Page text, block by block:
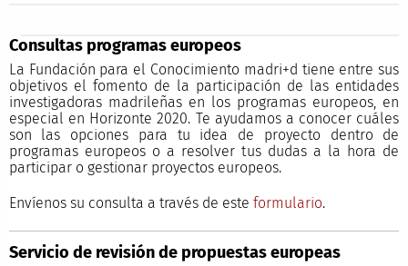
Consultas programas europeos
La Fundación para el Conocimiento madri+d tiene entre sus
objetivos el fomento de la participación de las entidades
investigadoras madrileñas en los programas europeos, en
especial en Horizonte 2020. Te ayudamos a conocer cuáles
son las opciones para tu idea de proyecto dentro de
programas europeos o a resolver tus dudas a la hora de
participar o gestionar proyectos europeos.
Envíenos su consulta a través de este formulario.
Servicio de revisión de propuestas europeas